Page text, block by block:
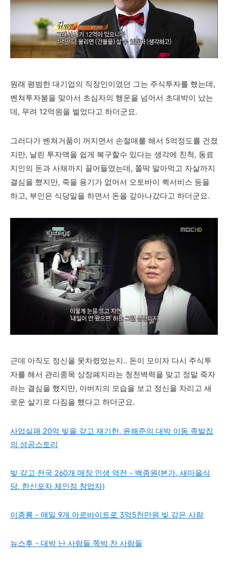
원래 평범한 대기업의 직장인이였던 그는 주식투자를 했는데,
벤쳐투자붐을 맞아서 초심자의 행운을 넘어서 초대박이 났는
데, 무려 12억원을 벌었다고 하더군요.
그러다가 벤쳐거품이 꺼지면서 손절매를 해서 5억정도를 건졌
지만, 날린 투자액을 쉽게 복구할수 있다는 생각에 친척, 동료
지인의 돈과 사채까지 끌어들였는데, 쫄딱 말아먹고 자살까지
결심을 했지만, 죽을 용기가 없어서 오토바이 퀵서비스 등을
하고, 부인은 식당일을 하면서 돈을 갚아나갔다고 하더군요.
근데 아직도 정신을 못차렸었는지.. 돈이 모이자 다시 주식투
자를 해서 관리종목 상장폐지라는 청천벽력을 맞고 정말 죽자
라는 결심을 했지만, 아버지의 모습을 보고 정신을 차리고 새
로운 살기로 다짐을 했다고 하더군요.
사업실패 20억 빚을 갚고 재기한, 윤해준의 대박 이동 족발집
의 성공스토리
빚 갚고 전국 260개 매장 인생 역전 - 백종원(본가, 새마을식
당, 한신포차 체인점 창업자)
이종룡 - 매일 9개 아르바이트로 3억5천만원 빚 갚은 사람
뉴스후 - 대박 난 사람들 쪽박 찬 사람들